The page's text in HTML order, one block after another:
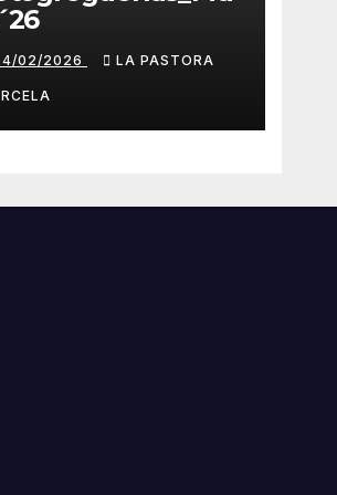
02/2026 LA PASTORA